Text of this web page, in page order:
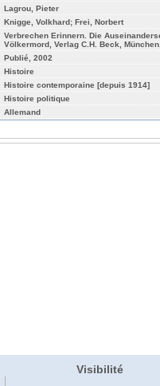
Lagrou, Pieter
Knigge, Volkhard; Frei, Norbert
Verbrechen Erinnern. Die
Völkermord, Verlag C.H. Beck,
Publié, 2002
Histoire
Histoire contemporaine [depuis 1914]
Histoire politique
Allemand
Visibilité